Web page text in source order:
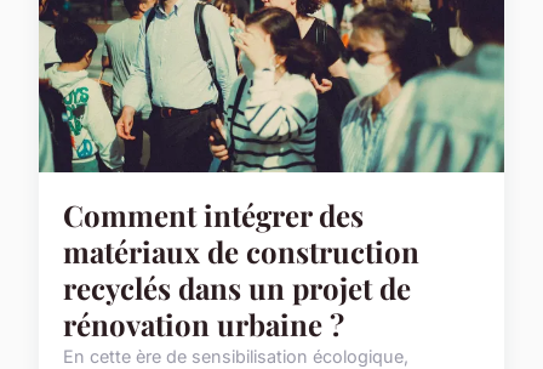
Comment intégrer des
matériaux de construction
recyclés dans un projet de
rénovation urbaine ?
En cette ère de sensibilisation écologique,